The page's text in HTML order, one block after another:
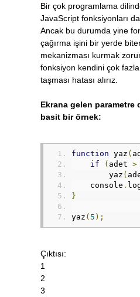
Bir çok programlama
JavaScript fonksiyonları
Ancak bu durumda yine
çağırma işini bir yerde
mekanizması kurmak
fonksiyon kendini çok fazla
taşması hatası alırız.
Ekrana gelen parametre
basit bir örnek:
function yaz (
if
( adet >
        yaz
(
    console
.
}
yaz ( 5 );
Çıktısı:
1
2
3